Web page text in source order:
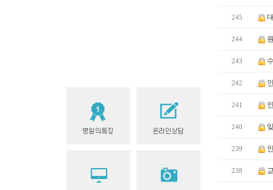
245
244
243
242
241
240
239
238